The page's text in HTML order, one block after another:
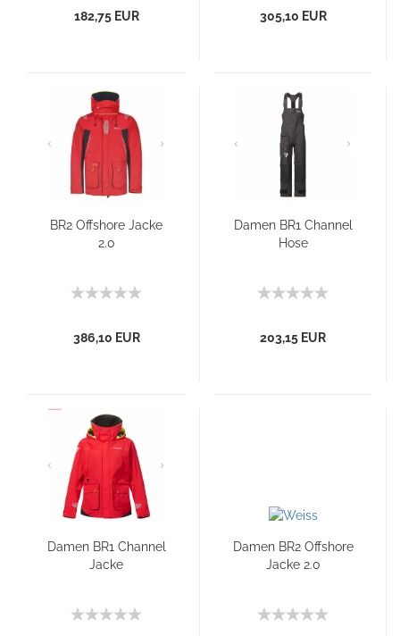
182,75 EUR 305,10 EUR
BR2 Offshore Jacke
2.0
386,10 EUR
Damen BR1 Channel
Hose
203,15 EUR
Damen BR1 Channel
Jacke
Damen BR2 Offshore
Jacke 2.0